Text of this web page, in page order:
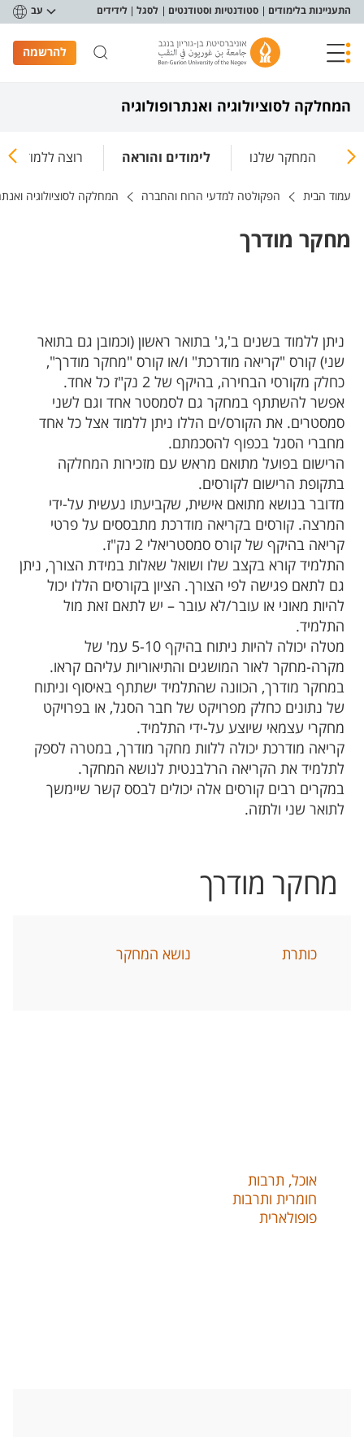
תפריט נגישות
התעניינות בלימודים סטודנטיות וסטודנטים לסגל לידידים עב
להרשמה
המחלקה לסוציולוגיה ואנתרופולוגיה
המחקר שלנו לימודים והוראה רוצה ללמוד
עמוד הבית הפקולטה למדעי הרוח והחברה המחלקה לסוציולוגיה
מחקר מודרך
ניתן ללמוד בשנים ב',ג' בתואר ראשון (וכמובן גם בתואר
שני) קורס "קריאה מודרכת" ו/או קורס "מחקר מודרך",
כחלק מקורסי הבחירה, בהיקף של 2 נק"ז כל אחד.
אפשר להשתתף במחקר גם לסמסטר אחד וגם לשני
סמסטרים. את הקורס/ים הללו ניתן ללמוד אצל כל אחד
מחברי הסגל בכפוף להסכמתם.
הרישום בפועל מתואם מראש עם מזכירות המחלקה
בתקופת הרישום לקורסים.
מדובר בנושא מתואם אישית, שקביעתו נעשית על-ידי
המרצה. קורסים בקריאה מודרכת מתבססים על פרטי
קריאה בהיקף של קורס סמסטריאלי 2 נק"ז.
התלמיד קורא בקצב שלו ושואל שאלות במידת הצורך, ניתן
גם לתאם פגישה לפי הצורך. הציון בקורסים הללו יכול
להיות מאוני או עובר/לא עובר – יש לתאם זאת מול
התלמיד.
מטלה יכולה להיות ניתוח בהיקף 5-10 עמ' של
מקרה-מחקר לאור המושגים והתיאוריות עליהם קראו.
במחקר מודרך, הכוונה שהתלמיד ישתתף באיסוף וניתוח
של נתונים כחלק מפרויקט של חבר הסגל, או בפרויקט
מחקרי עצמאי שיוצע על-ידי התלמיד.
קריאה מודרכת יכולה ללוות מחקר מודרך, במטרה לספק
לתלמיד את הקריאה הרלבנטית לנושא המחקר.
במקרים רבים קורסים אלה יכולים לבסס קשר שיימשך
לתואר שני ולתזה.
מחקר מודרך
כותרת נושא המחקר
אוכל, תרבות
חומרית ותרבות
פופולארית